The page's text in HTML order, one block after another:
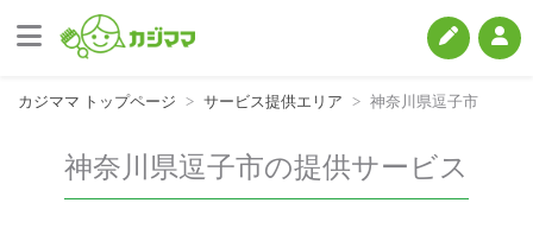
カジママ トップページ サービス提供エリア 神奈川県逗子市
神奈川県逗子市の提供サービス